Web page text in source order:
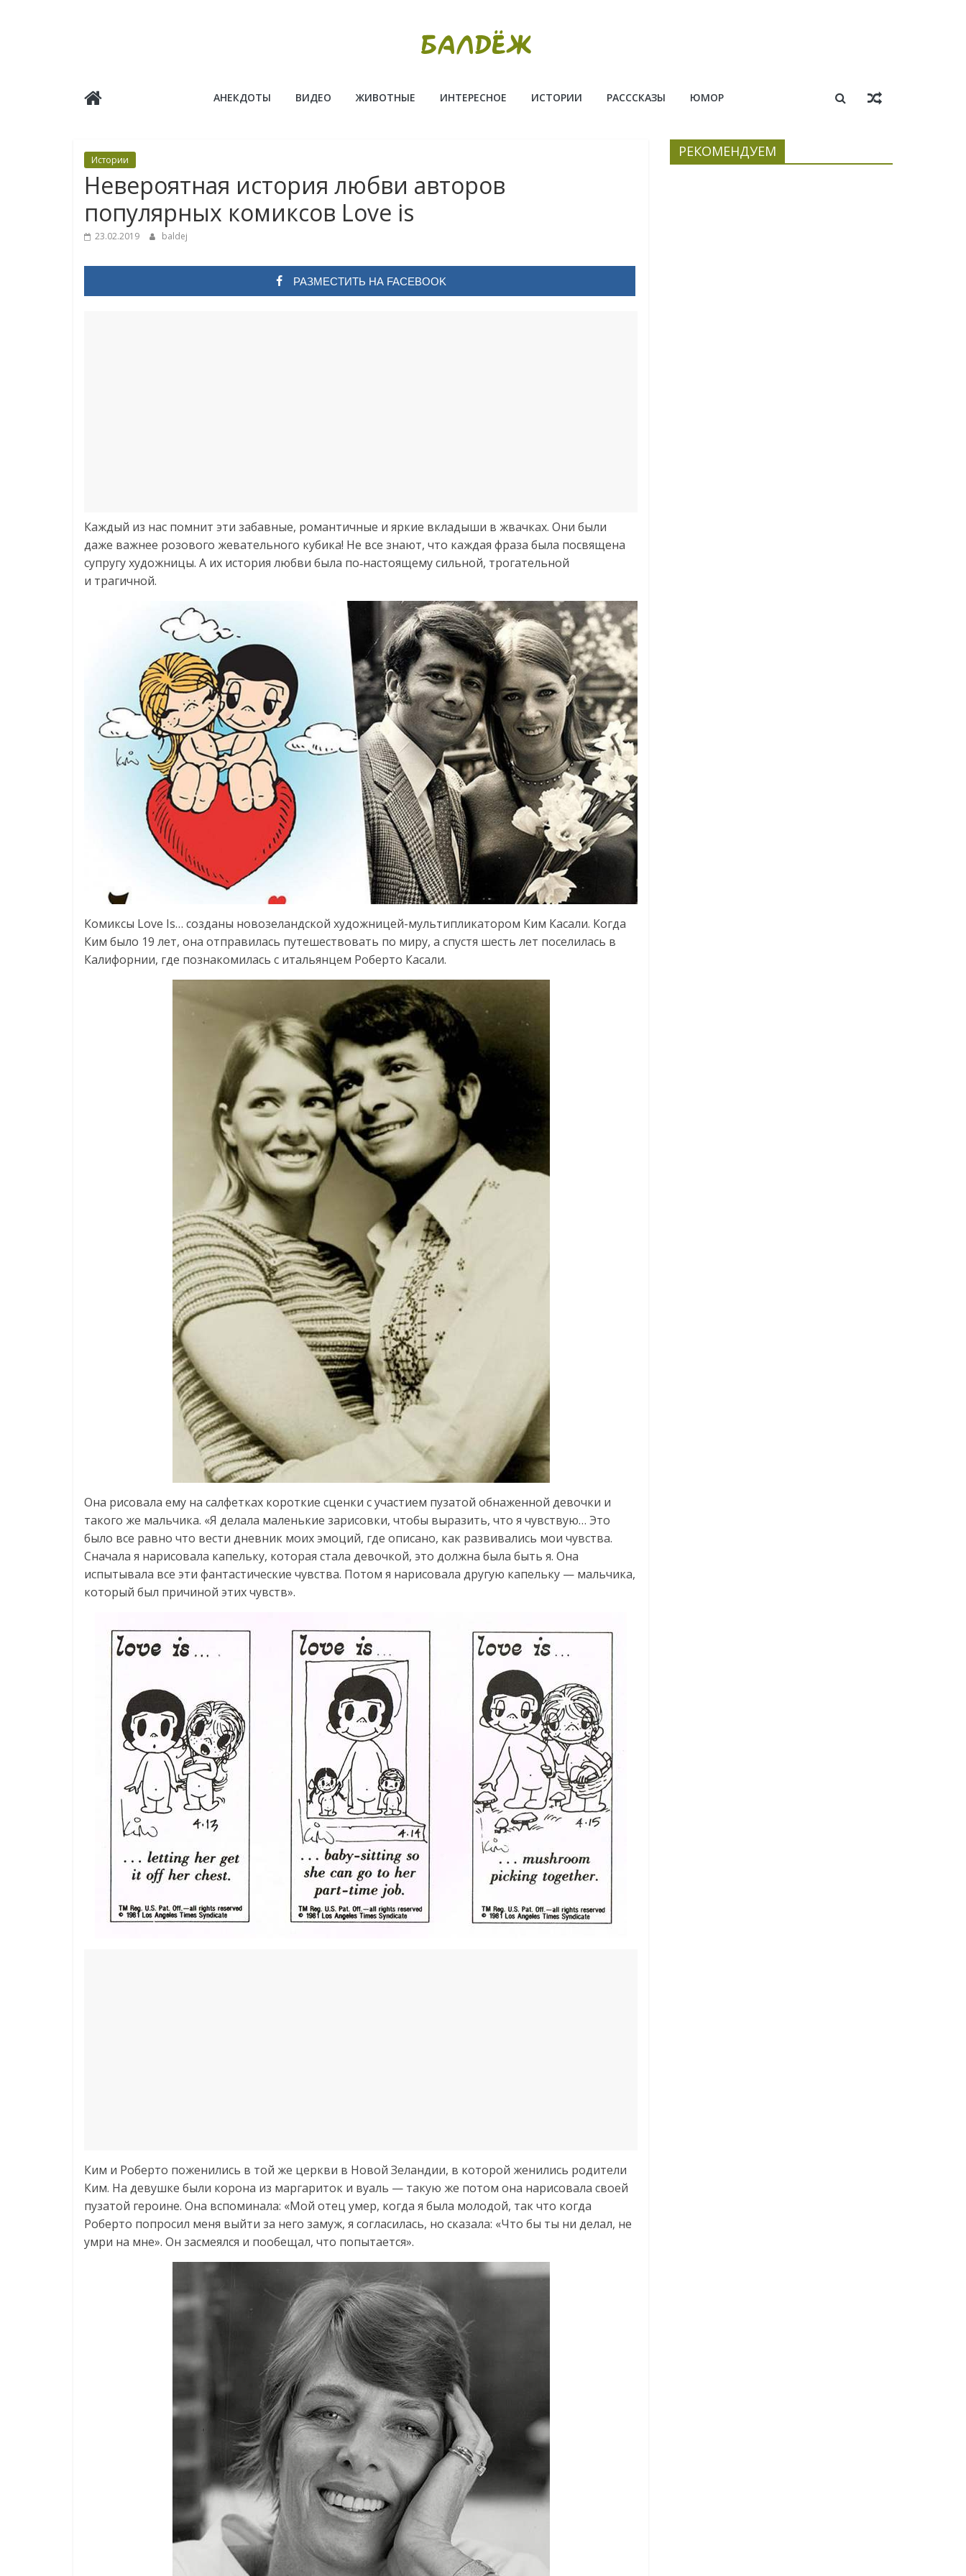
Балдёж АНЕКДОТЫ ВИДЕО ЖИВОТНЫЕ ИНТЕРЕСНОЕ ИСТОРИИ РАСССКАЗЫ ЮМОР
Истории
Невероятная история любви авторов
популярных комиксов Love is
23.02.2019 baldej
РАЗМЕСТИТЬ НА FACEBOOK
Каждый из нас помнит эти забавные, романтичные и яркие вкладыши в жвачках. Они были
даже важнее розового жевательного кубика! Не все знают, что каждая фраза была посвящена
супругу художницы. А их история любви была по‑настоящему сильной, трогательной
и трагичной.
Комиксы Love Is… созданы новозеландской художницей-мультипликатором Ким Касали. Когда
Ким было 19 лет, она отправилась путешествовать по миру, а спустя шесть лет поселилась в
Калифорнии, где познакомилась с итальянцем Роберто Касали.
Она рисовала ему на салфетках короткие сценки с участием пузатой обнаженной девочки и
такого же мальчика. «Я делала маленькие зарисовки, чтобы выразить, что я чувствую… Это
было все равно что вести дневник моих эмоций, где описано, как развивались мои чувства.
Сначала я нарисовала капельку, которая стала девочкой, это должна была быть я. Она
испытывала все эти фантастические чувства. Потом я нарисовала другую капельку — мальчика,
который был причиной этих чувств».
Ким и Роберто поженились в той же церкви в Новой Зеландии, в которой женились родители
Ким. На девушке были корона из маргариток и вуаль — такую же потом она нарисовала своей
пузатой героине. Она вспоминала: «Мой отец умер, когда я была молодой, так что когда
Роберто попросил меня выйти за него замуж, я согласилась, но сказала: «Что бы ты ни делал, не
умри на мне». Он засмеялся и пообещал, что попытается».
РЕКОМЕНДУЕМ